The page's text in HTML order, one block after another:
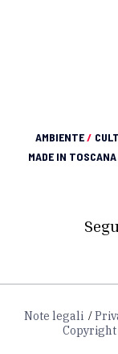
AMBIENTE/
MADE IN TOSCANA
Note legali
Copyright